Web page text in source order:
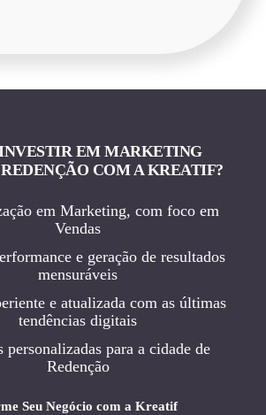
EM MARKETING
COM A KREATIF?
em Marketing, com foco em
Vendas
e geração de resultados
mensuráveis
e atualizada com as últimas
tendências digitais
personalizadas para a cidade de
Redenção
Seu Negócio com a Kreatif